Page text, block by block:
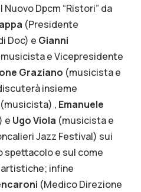
Dpcm “Ristori” da
(Presidente
Doc) e Gianni
e Vicepresidente
Graziano (musicista e
insieme
(musicista) , Emanuele
e Ugo Viola (musicista e
Jazz Festival) sui
e sul come
infine
(Medico Direzione